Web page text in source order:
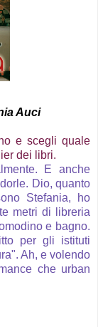
Auci
e scegli quale
dei libri.
E anche
Dio, quanto
Stefania, ho
metri di libreria
e bagno.
per gli istituti
Ah, e volendo
che urban